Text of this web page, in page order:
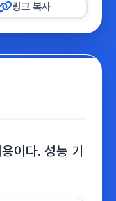
링크 복사
이다. 성능 기